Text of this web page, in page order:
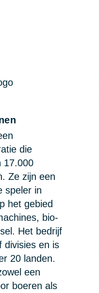
die
17.000
Ze zijn een
speler in
het gebied
bio-
Het bedrijf
divisies en is
20 landen.
een
boeren als